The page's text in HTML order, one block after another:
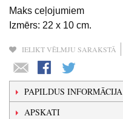
Maks ceļojumiem
Izmērs: 22 x 10 cm.
IELIKT VĒLMJU SARAKSTĀ
PAPILDUS INFORMĀCIJA
APSKATI